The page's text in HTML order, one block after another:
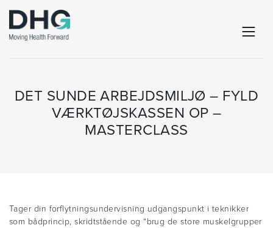
DET SUNDE ARBEJDSMILJØ – FYLD
VÆRKTØJSKASSEN OP –
MASTERCLASS
Tager din forflytningsundervisning udgangspunkt i teknikker
som bådprincip, skridtstående og “brug de store muskelgrupper